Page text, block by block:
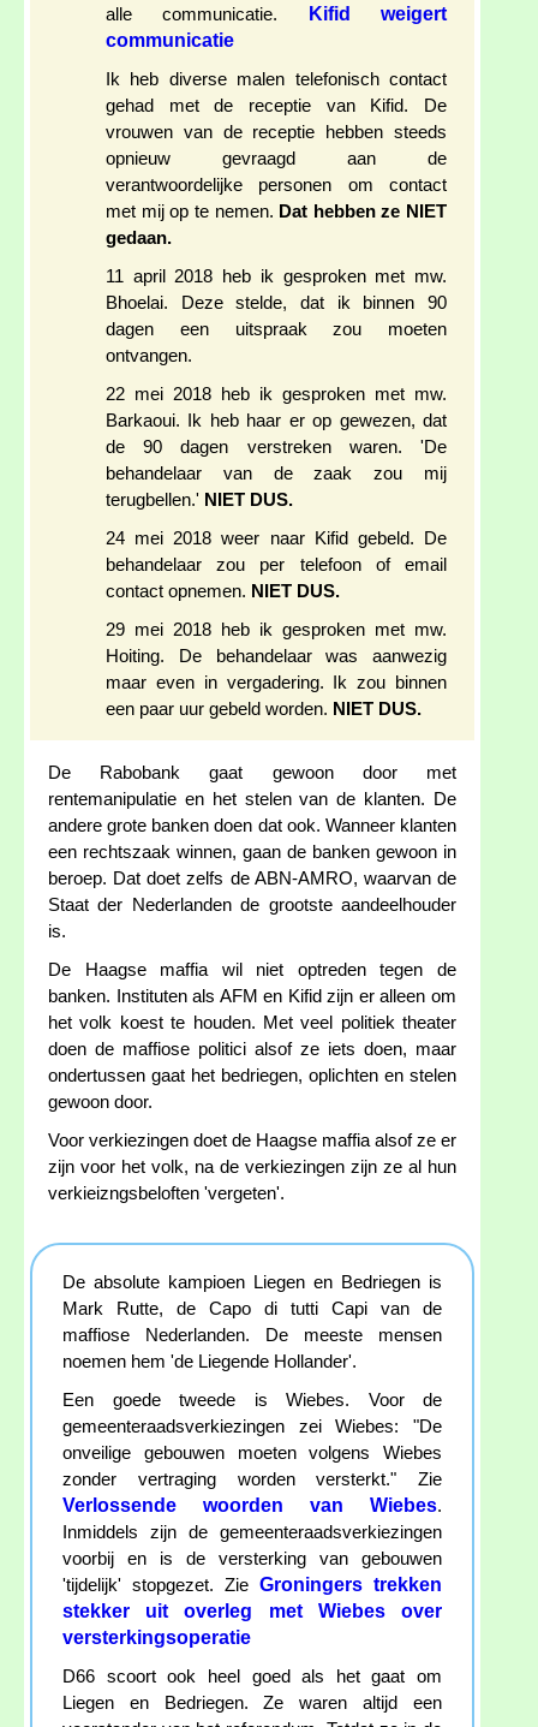
alle communicatie.
Kifid weigert
communicatie
Ik heb diverse malen telefonisch contact
gehad met de receptie van Kifid. De
vrouwen van de receptie hebben steeds
opnieuw gevraagd aan de
verantwoordelijke personen om contact
met mij op te nemen. Dat hebben ze NIET
gedaan.
11 april 2018 heb ik gesproken met mw.
Bhoelai. Deze stelde, dat ik binnen 90
dagen een uitspraak zou moeten
ontvangen.
22 mei 2018 heb ik gesproken met mw.
Barkaoui. Ik heb haar er op gewezen, dat
de 90 dagen verstreken waren. 'De
behandelaar van de zaak zou mij
terugbellen.' NIET DUS.
24 mei 2018 weer naar Kifid gebeld. De
behandelaar zou per telefoon of email
contact opnemen. NIET DUS.
29 mei 2018 heb ik gesproken met mw.
Hoiting. De behandelaar was aanwezig
maar even in vergadering. Ik zou binnen
een paar uur gebeld worden. NIET DUS.
De Rabobank gaat gewoon door met
rentemanipulatie en het stelen van de klanten. De
andere grote banken doen dat ook. Wanneer klanten
een rechtszaak winnen, gaan de banken gewoon in
beroep. Dat doet zelfs de ABN-AMRO, waarvan de
Staat der Nederlanden de grootste aandeelhouder
is.
De Haagse maffia wil niet optreden tegen de
banken. Instituten als AFM en Kifid zijn er alleen om
het volk koest te houden. Met veel politiek theater
doen de maffiose politici alsof ze iets doen, maar
ondertussen gaat het bedriegen, oplichten en stelen
gewoon door.
Voor verkiezingen doet de Haagse maffia alsof ze er
zijn voor het volk, na de verkiezingen zijn ze al hun
verkieizngsbeloften 'vergeten'.
De absolute kampioen Liegen en Bedriegen is
Mark Rutte, de Capo di tutti Capi van de
maffiose Nederlanden. De meeste mensen
noemen hem 'de Liegende Hollander'.
Een goede tweede is Wiebes. Voor de
gemeenteraadsverkiezingen zei Wiebes: "De
onveilige gebouwen moeten volgens Wiebes
zonder vertraging worden versterkt." Zie
Verlossende woorden van Wiebes.
Inmiddels zijn de gemeenteraadsverkiezingen
voorbij en is de versterking van gebouwen
'tijdelijk' stopgezet. Zie Groningers trekken
stekker uit overleg met Wiebes over
versterkingsoperatie
D66 scoort ook heel goed als het gaat om
Liegen en Bedriegen. Ze waren altijd een